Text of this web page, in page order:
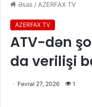
Əsas /AZERFAX TV
AZERFAX TV
ATV-dən
da verilişi
Fevral 27, 2026 1